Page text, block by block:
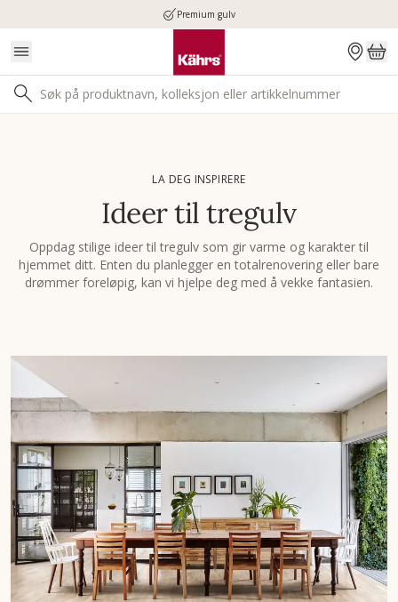
Premium gulv
LA DEG INSPIRERE
Ideer til tregulv
Oppdag stilige ideer til tregulv som gir varme og karakter til
hjemmet ditt. Enten du planlegger en totalrenovering eller bare
drømmer foreløpig, kan vi hjelpe deg med å vekke fantasien.